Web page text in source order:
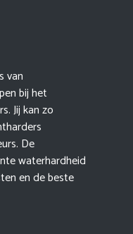
van
bij het
Jij kan zo
De
waterhardheid
en de beste